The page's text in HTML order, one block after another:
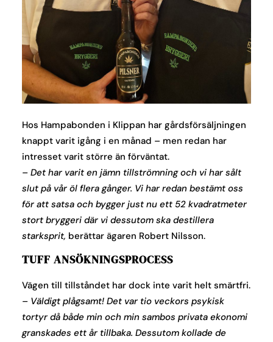
Hos Hampabonden i Klippan har gårdsförsäljningen
knappt varit igång i en månad – men redan har
intresset varit större än förväntat.
– Det har varit en jämn tillströmning och vi har sålt
slut på vår öl flera gånger. Vi har redan bestämt oss
för att satsa och bygger just nu ett 52 kvadratmeter
stort bryggeri där vi dessutom ska destillera
starksprit, berättar ägaren Robert Nilsson.
TUFF ANSÖKNINGSPROCESS
Vägen till tillståndet har dock inte varit helt smärtfri.
– Väldigt plågsamt! Det var tio veckors psykisk
tortyr då både min och min sambos privata ekonomi
granskades ett år tillbaka. Dessutom kollade de